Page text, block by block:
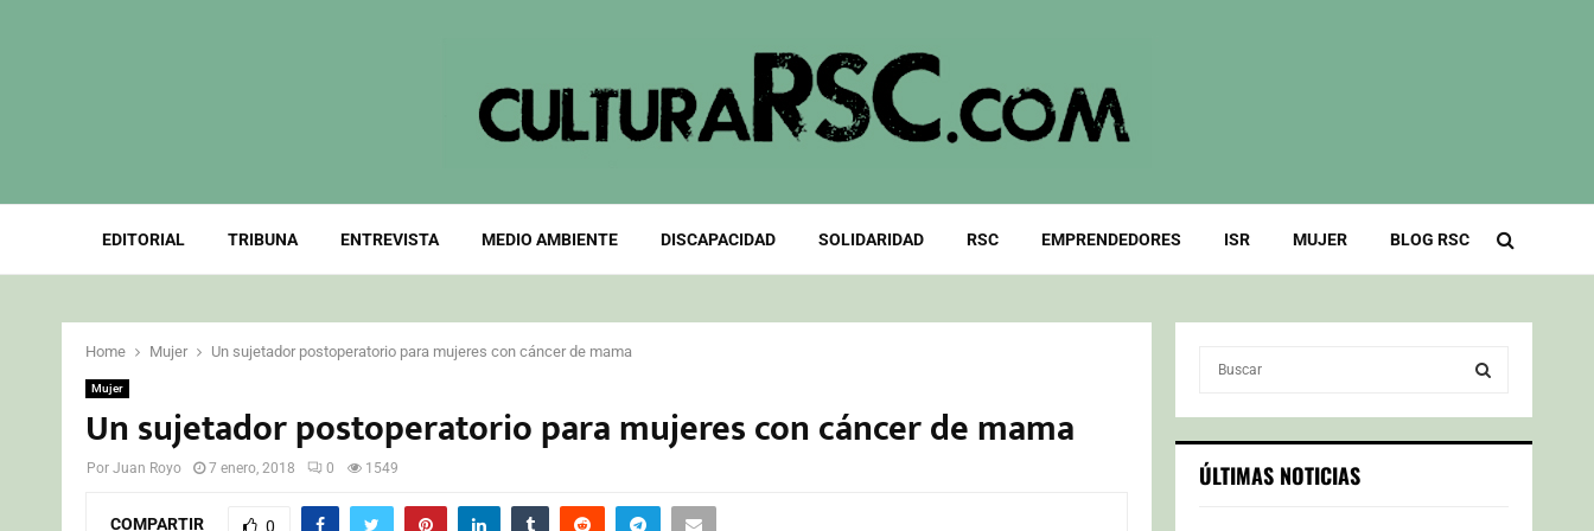
EDITORIAL TRIBUNA ENTREVISTA MEDIO AMBIENTE DISCAPACIDAD SOLIDARIDAD RSC EMPRENDEDORES ISR MUJER BLOG RSC
Home Mujer Un sujetador postoperatorio para mujeres con cáncer de mama
Mujer
Un sujetador postoperatorio para mujeres con cáncer de mama
Por Juan Royo 7 enero, 2018 0 1549
COMPARTIR 0
c
h
S
ÚLTIMAS NOTICIAS